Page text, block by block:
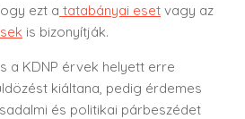
ezt a tatabányai eset vagy az
is bizonyítják.
a KDNP érvek helyett erre
kiáltana, pedig érdemes
és politikai párbeszédet